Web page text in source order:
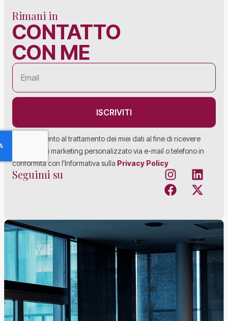
Rimani in
CONTATTO
CON ME
Acconsento al trattamento dei miei dati al fine di ricevere
materiale di marketing personalizzato via e-mail o telefono in
conformità con l'Informativa sulla Privacy Policy
ISCRIVITI
Seguimi su